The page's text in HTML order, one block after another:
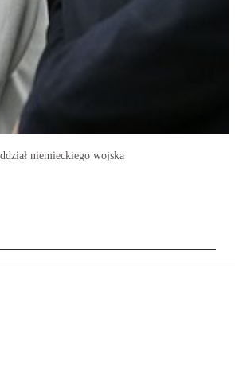
niemieckiego wojska